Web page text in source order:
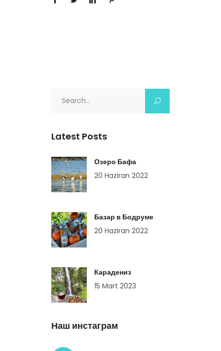
Latest Posts
Озеро Бафа
20 Haziran 2022
Базар в Бодруме
20 Haziran 2022
Карадениз
15 Mart 2023
Наш инстаграм